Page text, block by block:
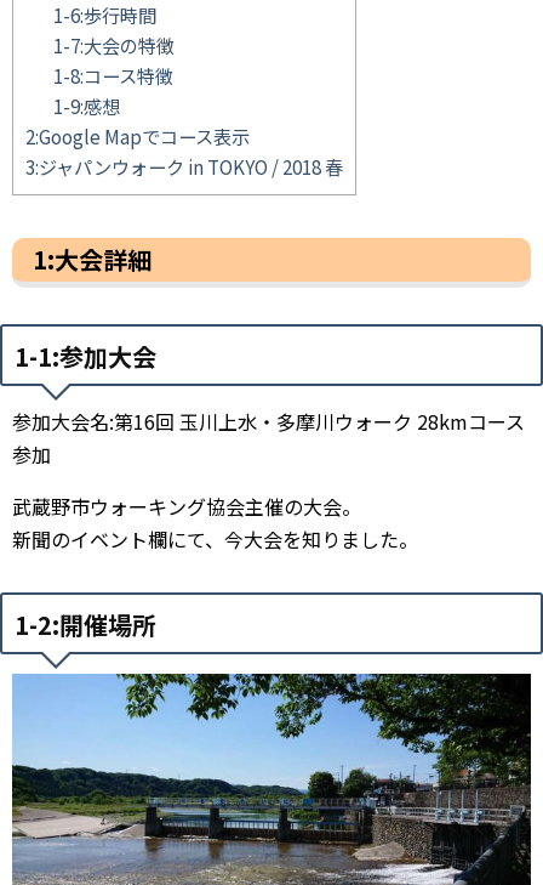
1-6:歩行時間
1-7:大会の特徴
1-8:コース特徴
1-9:感想
2:Google Mapでコース表示
3:ジャパンウォーク in TOKYO / 2018 春
1:大会詳細
1-1:参加大会
参加大会名:第16回 玉川上水・多摩川ウォーク 28kmコース
参加
武蔵野市ウォーキング協会主催の大会。
新聞のイベント欄にて、今大会を知りました。
1-2:開催場所